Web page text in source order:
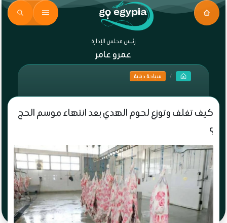
رئيس مجلس الإدارة
عمرو عامر
سياحة دينية
كيف تغلف وتوزع لحوم الهدي بعد انتهاء موسم الحج
؟